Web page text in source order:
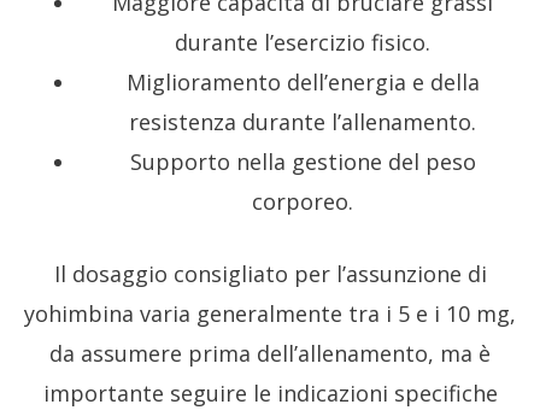
durante l’esercizio fisico.
Miglioramento dell’energia e della
resistenza durante l’allenamento.
Supporto nella gestione del peso
corporeo.
Il dosaggio consigliato per l’assunzione di
yohimbina varia generalmente tra i 5 e i 10 mg,
da assumere prima dell’allenamento, ma è
importante seguire le indicazioni specifiche